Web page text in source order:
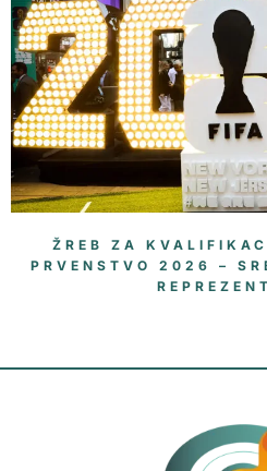
ŽREB ZA
PRVENSTVO 2026 –